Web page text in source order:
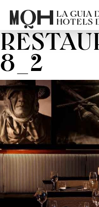
LA GUIA
HOTELS
8_2